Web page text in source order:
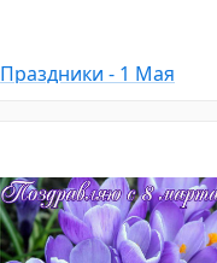
Праздники - 1 Мая